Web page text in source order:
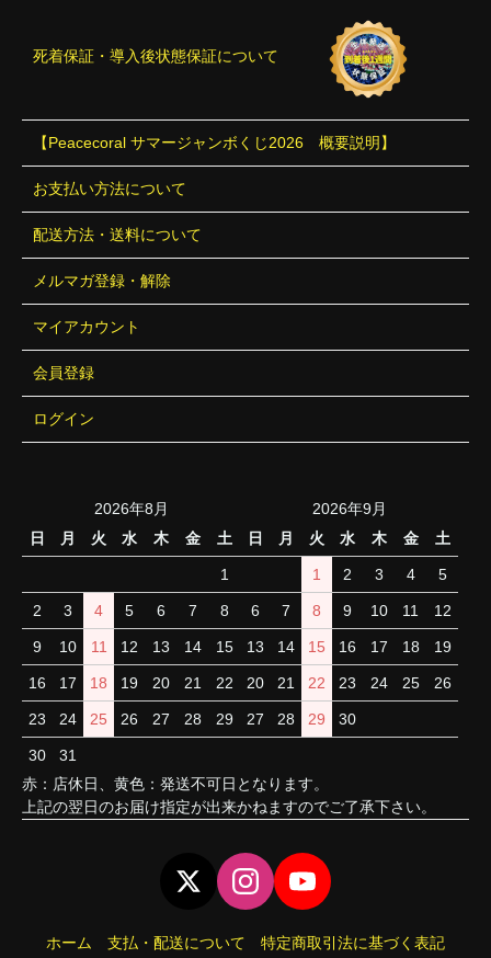
死着保証・導入後状態保証について
【Peacecoral サマージャンボくじ2026 概要説明】
お支払い方法について
配送方法・送料について
メルマガ登録・解除
マイアカウント
会員登録
ログイン
2026年8月
日
月 火 水 木 金 土
1
2 3 4 5 6 7 8
9 10 11 12 13 14 15
16 17 18 19 20 21 22
23 24 25 26 27 28 29
30 31
2026年9月
日
月 火 水 木 金 土
1 2 3 4 5
6 7 8 9 10 11 12
13 14 15 16 17 18 19
20 21 22 23 24 25 26
27 28 29 30
赤：店休日、黄色：発送不可日となります。
上記の翌日のお届け指定が出来かねますのでご了承下さい。
ホーム 支払・配送について
特定商取引法に基づく表記